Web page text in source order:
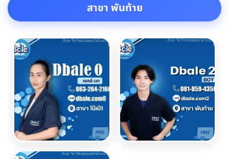
สาขา พันท้าย